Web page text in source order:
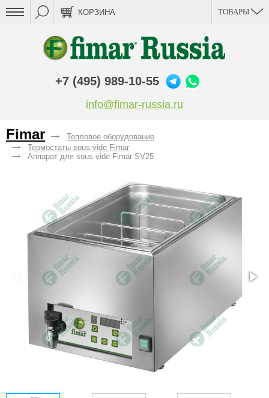
ТОВАРЫ
КОРЗИНА
+7 (495) 989-10-55
info@fimar-russia.ru
Fimar
Тепловое оборудование
Термостаты sous-vide Fimar
Аппарат для sous-vide Fimar SV25